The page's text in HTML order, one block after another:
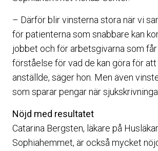
– Därför blir vinsterna stora när vi
för patienterna som snabbare kan
jobbet och för arbetsgivarna som
förståelse för vad de kan göra för att
anställde, säger hon. Men även
som sparar pengar när
Nöjd med resultatet
Catarina Bergsten, läkare på
Sophiahemmet, är också mycket